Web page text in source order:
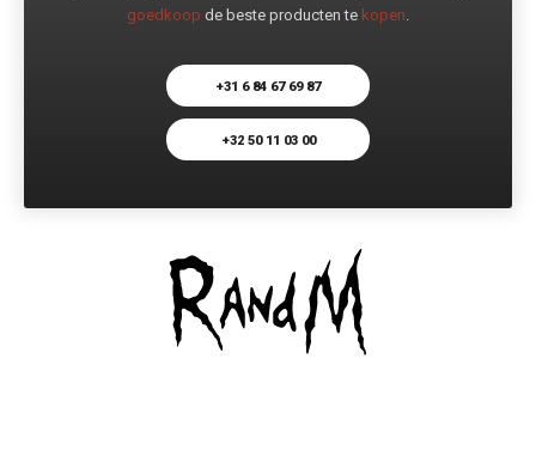
goedkoop de beste producten te kopen.
+31 6 84 67 69 87
+32 50 11 03 00